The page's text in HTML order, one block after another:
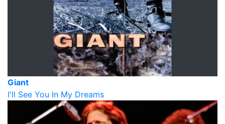
Giant
I'll See You In My Dreams